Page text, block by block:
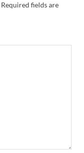
Required fields are